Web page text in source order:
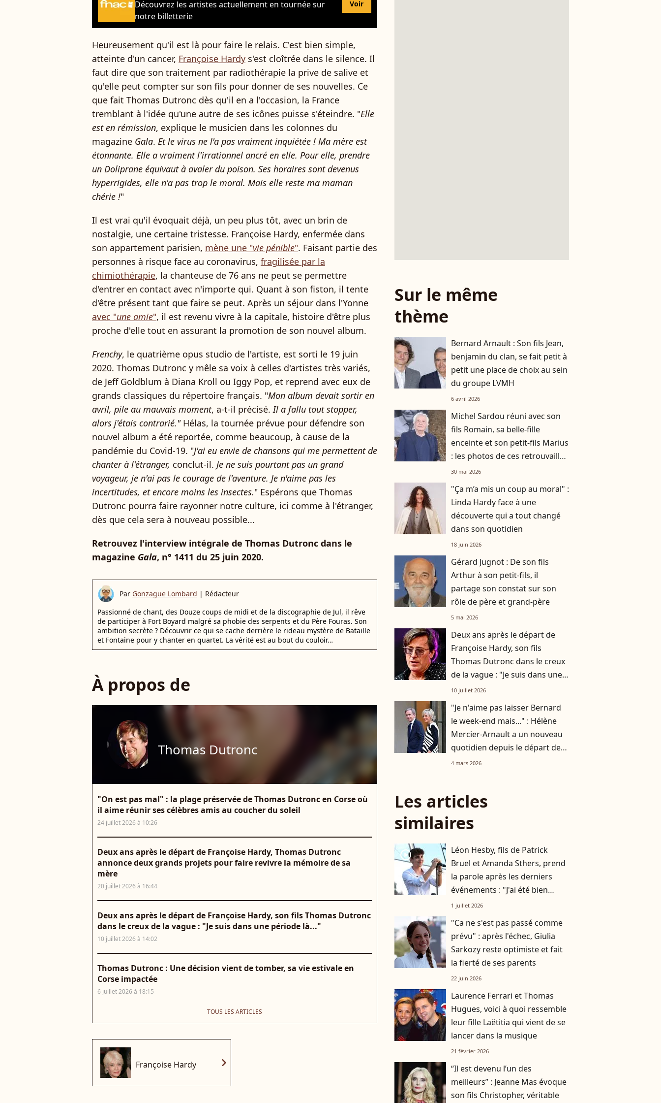
Découvrez les artistes actuellement en tournée sur
notre billetterie
Voir
Heureusement qu'il est là pour faire le relais. C'est bien simple,
atteinte d'un cancer, Françoise Hardy s'est cloîtrée dans le silence. Il
faut dire que son traitement par radiothérapie la prive de salive et
qu'elle peut compter sur son fils pour donner de ses nouvelles. Ce
que fait Thomas Dutronc dès qu'il en a l'occasion, la France
tremblant à l'idée qu'une autre de ses icônes puisse s'éteindre. "Elle
est en rémission, explique le musicien dans les colonnes du
magazine Gala. Et le virus ne l'a pas vraiment inquiétée ! Ma mère est
étonnante. Elle a vraiment l'irrationnel ancré en elle. Pour elle, prendre
un Doliprane équivaut à avaler du poison. Ses horaires sont devenus
hyperrigides, elle n'a pas trop le moral. Mais elle reste ma maman
chérie !"
Il est vrai qu'il évoquait déjà, un peu plus tôt, avec un brin de
nostalgie, une certaine tristesse. Françoise Hardy, enfermée dans
son appartement parisien, mène une "vie pénible". Faisant partie des
personnes à risque face au coronavirus, fragilisée par la
chimiothérapie, la chanteuse de 76 ans ne peut se permettre
d'entrer en contact avec n'importe qui. Quant à son fiston, il tente
d'être présent tant que faire se peut. Après un séjour dans l'Yonne
avec "une amie", il est revenu vivre à la capitale, histoire d'être plus
proche d'elle tout en assurant la promotion de son nouvel album.
Frenchy, le quatrième opus studio de l'artiste, est sorti le 19 juin
2020. Thomas Dutronc y mêle sa voix à celles d'artistes très variés,
de Jeff Goldblum à Diana Kroll ou Iggy Pop, et reprend avec eux de
grands classiques du répertoire français. "Mon album devait sortir en
avril, pile au mauvais moment, a-t-il précisé.Il a fallu tout stopper,
alors j'étais contrarié." Hélas, la tournée prévue pour défendre son
nouvel album a été reportée, comme beaucoup, à cause de la
pandémie du Covid-19. "J'ai eu envie de chansons qui me permettent de
chanter à l'étranger, conclut-il. Je ne suis pourtant pas un grand
voyageur, je n'ai pas le courage de l'aventure. Je n'aime pas les
incertitudes, et encore moins les insectes." Espérons que Thomas
Dutronc pourra faire rayonner notre culture, ici comme à l'étranger,
dès que cela sera à nouveau possible...
Retrouvez l'interview intégrale de Thomas Dutronc dans le
magazine Gala, n° 1411 du 25 juin 2020.
Par Gonzague Lombard | Rédacteur
Passionné de chant, des Douze coups de midi et de la discographie de Jul, il rêve
de participer à Fort Boyard malgré sa phobie des serpents et du Père Fouras. Son
ambition secrète ? Découvrir ce qui se cache derrière le rideau mystère de Bataille
et Fontaine pour y chanter en quartet. La vérité est au bout du couloir…
À propos de
Thomas Dutronc
"On est pas mal" : la plage préservée de Thomas Dutronc en Corse où
il aime réunir ses célèbres amis au coucher du soleil
24 juillet 2026 à 10:26
Deux ans après le départ de Françoise Hardy, Thomas Dutronc
annonce deux grands projets pour faire revivre la mémoire de sa
mère
20 juillet 2026 à 16:44
Deux ans après le départ de Françoise Hardy, son fils Thomas Dutronc
dans le creux de la vague : "Je suis dans une période là..."
10 juillet 2026 à 14:02
Thomas Dutronc : Une décision vient de tomber, sa vie estivale en
Corse impactée
6 juillet 2026 à 18:15
TOUS LES ARTICLES
Françoise Hardy chevron_right
Sur le même
thème
Bernard Arnault : Son fils Jean,
benjamin du clan, se fait petit à
petit une place de choix au sein
du groupe LVMH
6 avril 2026
Michel Sardou réuni avec son
fils Romain, sa belle-fille
enceinte et son petit-fils Marius
: les photos de ces retrouvailles
familiales à Bormes-les-
30 mai 2026
"Ça m’a mis un coup au moral" :
Linda Hardy face à une
découverte qui a tout changé
dans son quotidien
18 juin 2026
Gérard Jugnot : De son fils
Arthur à son petit-fils, il
partage son constat sur son
rôle de père et grand-père
5 mai 2026
Deux ans après le départ de
Françoise Hardy, son fils
Thomas Dutronc dans le creux
de la vague : "Je suis dans une
période là..."
10 juillet 2026
"Je n'aime pas laisser Bernard
le week-end mais..." : Hélène
Mercier-Arnault a un nouveau
quotidien depuis le départ de
leurs 3 fils
4 mars 2026
Les articles
similaires
player2
Léon Hesby, fils de Patrick
Bruel et Amanda Sthers, prend
la parole après les derniers
événements : "J'ai été bien
accueilli"
1 juillet 2026
"Ca ne s'est pas passé comme
prévu" : après l'échec, Giulia
Sarkozy reste optimiste et fait
la fierté de ses parents
22 juin 2026
Laurence Ferrari et Thomas
Hugues, voici à quoi ressemble
leur fille Laëtitia qui vient de se
lancer dans la musique
21 février 2026
“Il est devenu l’un des
meilleurs” : Jeanne Mas évoque
son fils Christopher, véritable